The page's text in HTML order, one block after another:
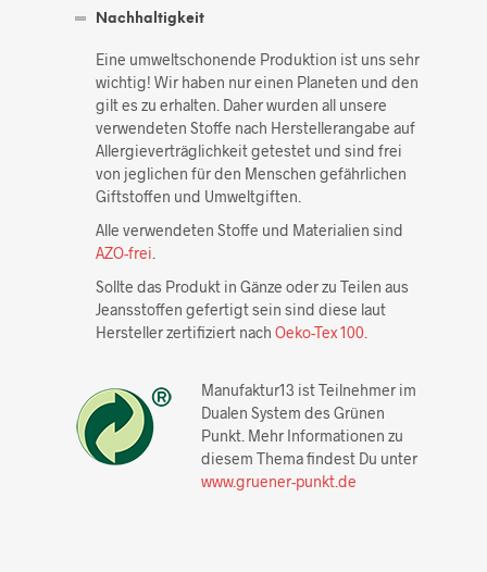
Nachhaltigkeit
Eine umweltschonende Produktion ist uns sehr
wichtig! Wir haben nur einen Planeten und den
gilt es zu erhalten. Daher wurden all unsere
verwendeten Stoffe nach Herstellerangabe auf
Allergieverträglichkeit getestet und sind frei
von jeglichen für den Menschen gefährlichen
Giftstoffen und Umweltgiften.
Alle verwendeten Stoffe und Materialien sind
AZO-frei.
Sollte das Produkt in Gänze oder zu Teilen aus
Jeansstoffen gefertigt sein sind diese laut
Hersteller zertifiziert nach Oeko-Tex 100.
Manufaktur13 ist Teilnehmer im
Dualen System des Grünen
Punkt. Mehr Informationen zu
diesem Thema findest Du unter
www.gruener-punkt.de